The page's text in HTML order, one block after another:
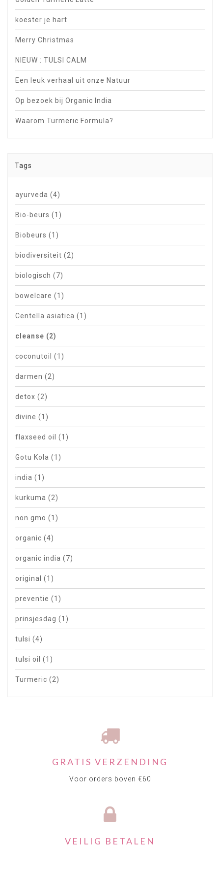
koester je hart
Merry Christmas
NIEUW : TULSI CALM
Een leuk verhaal uit onze Natuur
Op bezoek bij Organic India
Waarom Turmeric Formula?
Tags
ayurveda (4)
Bio-beurs (1)
Biobeurs (1)
biodiversiteit (2)
biologisch (7)
bowelcare (1)
Centella asiatica (1)
cleanse (2)
coconutoil (1)
darmen (2)
detox (2)
divine (1)
flaxseed oil (1)
Gotu Kola (1)
india (1)
kurkuma (2)
non gmo (1)
organic (4)
organic india (7)
original (1)
preventie (1)
prinsjesdag (1)
tulsi (4)
tulsi oil (1)
Turmeric (2)
GRATIS VERZENDING
Voor orders boven €60
VEILIG BETALEN